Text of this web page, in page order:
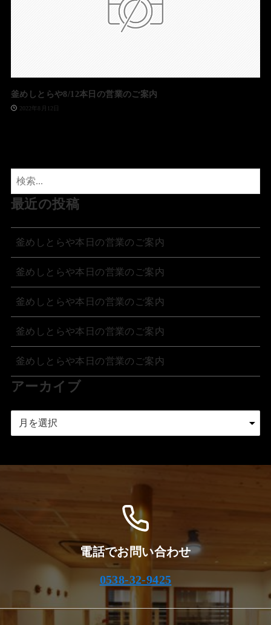
釜めしとらや8/12本日の営業のご案内
2022年8月12日
最近の投稿
釜めしとらや本日の営業のご案内
釜めしとらや本日の営業のご案内
釜めしとらや本日の営業のご案内
釜めしとらや本日の営業のご案内
釜めしとらや本日の営業のご案内
アーカイブ
電話でお問い合わせ
0538-32-9425